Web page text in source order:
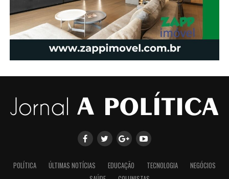
POLÍTICA ÚLTIMAS NOTÍCIAS EDUCAÇÃO TECNOLOGIA
NEGÓCIOS